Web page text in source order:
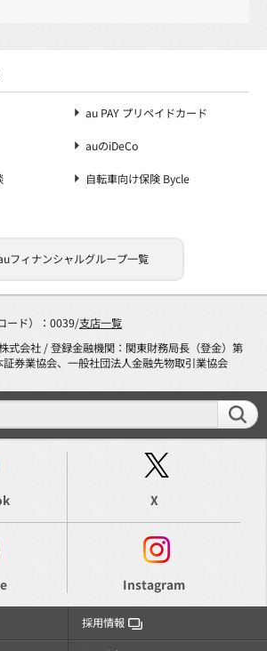
au PAY プリペイドカード
auのiDeCo
自転車向け保険 Bycle
フィナンシャルグループ一覧
ード）：0039/支店一覧
財務局長（登金）第
日本証券業協会、一般社団法人金融先物取引業協会
X
Instagram
採用情報